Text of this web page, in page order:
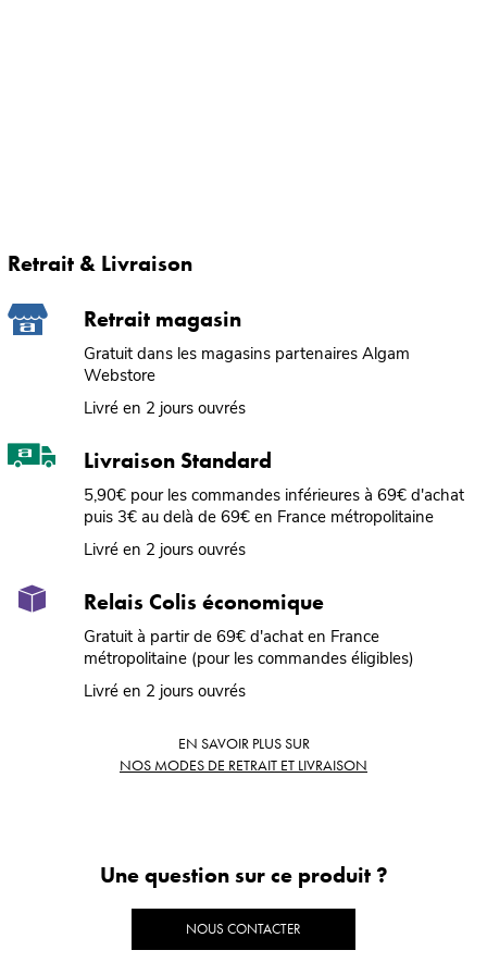
Retrait & Livraison
Retrait magasin
Gratuit dans les magasins partenaires Algam
Webstore
Livré en 2 jours ouvrés
Livraison Standard
5,90€ pour les commandes inférieures à 69€ d'achat
puis 3€ au delà de 69€ en France métropolitaine
Livré en 2 jours ouvrés
Relais Colis économique
Gratuit à partir de 69€ d'achat en France
métropolitaine (pour les commandes éligibles)
Livré en 2 jours ouvrés
EN SAVOIR PLUS SUR
NOS MODES DE RETRAIT ET LIVRAISON
Une question sur ce produit ?
NOUS CONTACTER